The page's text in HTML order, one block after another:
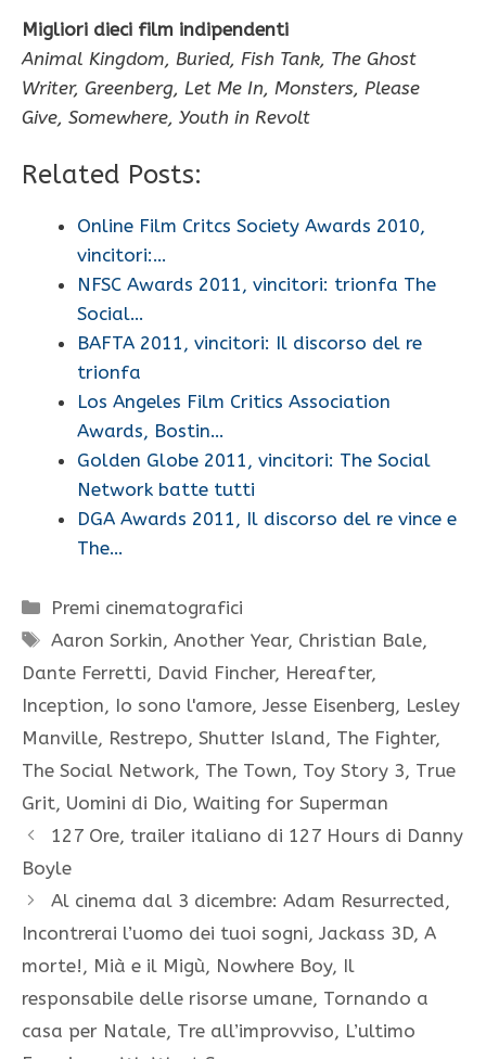
Migliori dieci film indipendenti
Animal Kingdom, Buried, Fish Tank, The Ghost
Writer, Greenberg, Let Me In, Monsters, Please
Give, Somewhere, Youth in Revolt
Related Posts:
Online Film Critcs Society Awards 2010,
vincitori:…
NFSC Awards 2011, vincitori: trionfa The
Social…
BAFTA 2011, vincitori: Il discorso del re
trionfa
Los Angeles Film Critics Association
Awards, Bostin…
Golden Globe 2011, vincitori: The Social
Network batte tutti
DGA Awards 2011, Il discorso del re vince e
The…
Categorie
Premi cinematografici
Tag
Aaron Sorkin,Another Year, Christian Bale,
Dante Ferretti, David Fincher, Hereafter,
Inception, Io sono l'amore, Jesse Eisenberg, Lesley
Manville, Restrepo, Shutter Island, The Fighter,
The Social Network, The Town, Toy Story 3, True
Grit, Uomini di Dio, Waiting for Superman
127 Ore, trailer italiano di 127 Hours di Danny
Boyle
Al cinema dal 3 dicembre: Adam Resurrected,
Incontrerai l’uomo dei tuoi sogni, Jackass 3D, A
morte!, Mià e il Migù, Nowhere Boy, Il
responsabile delle risorse umane, Tornando a
casa per Natale, Tre all’improvviso, L’ultimo